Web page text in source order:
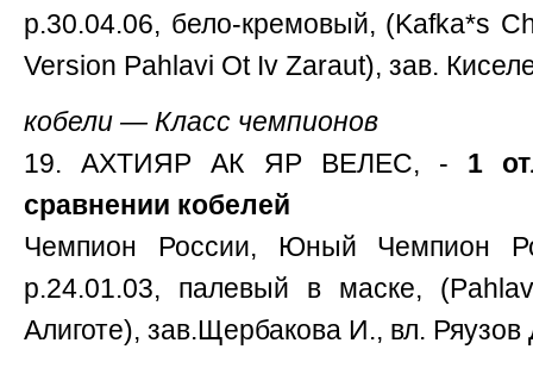
р.30.04.06, бело-кремовый, (Kafka*s
Version Pahlavi Ot Iv Zaraut), зав.
кобели — Класс чемпионов
19. АХТИЯР АК ЯР ВЕЛЕС, - 1
сравнении кобелей
Чемпион России, Юный Чемпион
р.24.01.03, палевый в маске,
Алиготе), зав.Щербакова И., вл. Ряузов